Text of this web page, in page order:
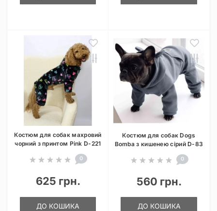
Костюм для собак махровий
чорний з принтом Pink D-221
0
625 грн.
ДО КОШИКА
Костюм для собак Dogs
Bomba з кишенею сірий D-83
0
560 грн.
ДО КОШИКА